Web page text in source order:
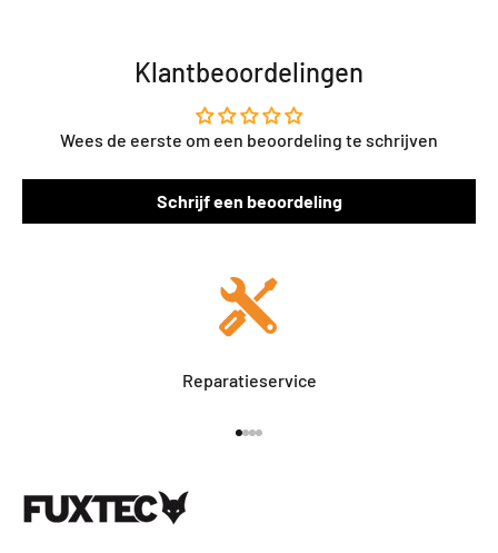
Klantbeoordelingen
Wees de eerste om een beoordeling te schrijven
Schrijf een beoordeling
Reparatieservice